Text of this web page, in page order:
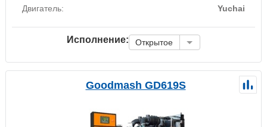
Двигатель:
Yuchai
Исполнение: Открытое
Goodmash GD619S